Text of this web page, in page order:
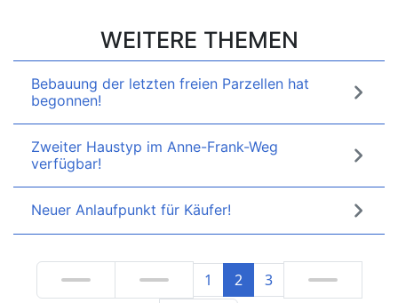
WEITERE THEMEN
Bebauung der letzten freien Parzellen hat
begonnen!
Zweiter Haustyp im Anne-Frank-Weg
verfügbar!
Neuer Anlaufpunkt für Käufer!
1 2 3